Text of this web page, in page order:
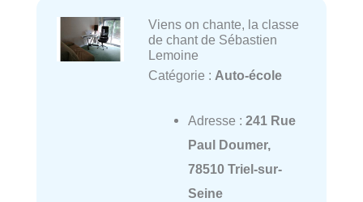
Viens on chante, la classe
de chant de Sébastien
Lemoine
Catégorie : Auto-école
Adresse : 241 Rue
Paul Doumer,
78510 Triel-sur-
Seine